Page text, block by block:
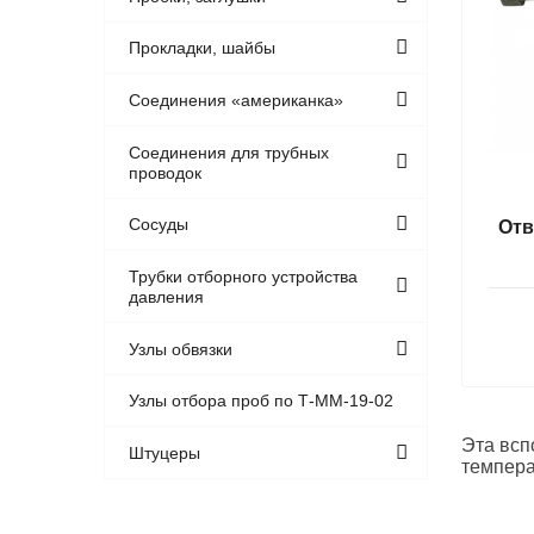
Прокладки, шайбы
Соединения «американка»
Соединения для трубных
проводок
Сосуды
Трубки отборного устройства
давления
Узлы обвязки
Узлы отбора проб по Т-ММ-19-02
Штуцеры
Эта